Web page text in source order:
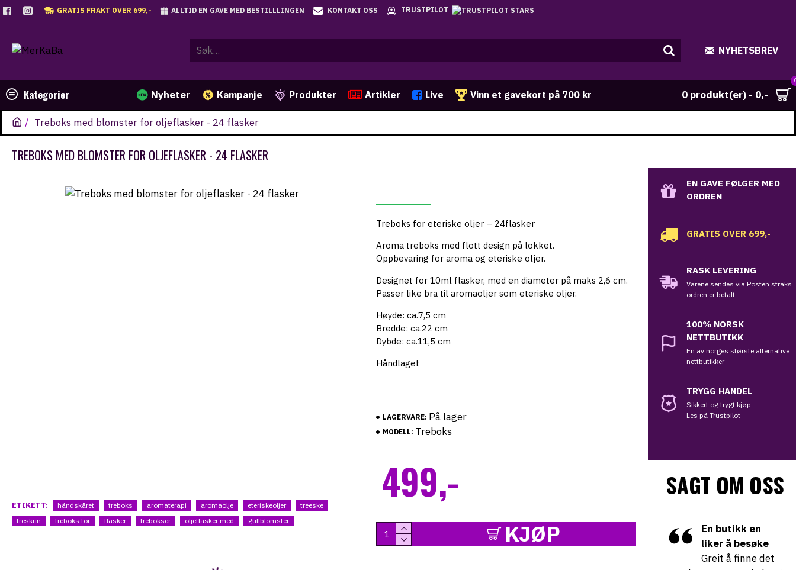
GRATIS FRAKT OVER 699,- ALLTID EN GAVE MED BESTILLLINGEN KONTAKT OSS TRUSTPILOT
NYHETSBREV
Kategorier Nyheter Kampanje Produkter Artikler Live Vinn et gavekort på 700 kr 0 produkt(er) - 0,-
Treboks med blomster for oljeflasker - 24 flasker
TREBOKS MED BLOMSTER FOR OLJEFLASKER - 24 FLASKER
ETIKETT: håndskåret treboks aromaterapi aromaolje eteriskeoljer
treeske
treskrin
treboks for flasker trebokser oljeflasker med gullblomster
Treboks for eteriske oljer – 24flasker
Aroma treboks med flott design på lokket.
Oppbevaring for aroma og eteriske oljer.
Designet for 10ml flasker, med en diameter på maks 2,6 cm.
Passer like bra til aromaoljer som eteriske oljer.
Høyde: ca.7,5 cm
Bredde: ca.22 cm
Dybde: ca.11,5 cm
Håndlaget
LAGERVARE: På lager
MODELL: Treboks
499,-
KJØP
EN GAVE FØLGER MED
ORDREN
GRATIS OVER 699,-
RASK LEVERING
Varene sendes via Posten straks
ordren er betalt
100% NORSK
NETTBUTIKK
En av norges største alternative
nettbutikker
TRYGG HANDEL
Sikkert og trygt kjøp
Les på Trustpilot
SAGT OM OSS
En butikk en
liker å besøke
Greit å finne det